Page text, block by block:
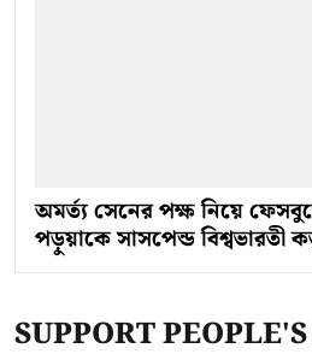
অমর্ত্য সেনের পক্ষ নিয়ে
পড়ুয়াকে সাসপেন্ড বিশ্বভারতী
SUPPORT